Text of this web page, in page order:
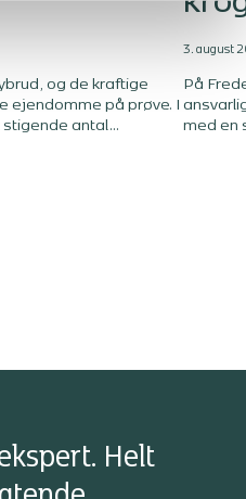
og de kraftige
ejendomme på prøve. I
antal
3. august
På
med en
Helt